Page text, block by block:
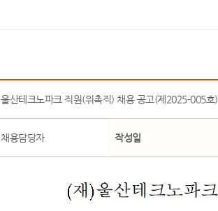
울산테크노파크 직원(위촉직) 채용 공고(제2025-005호)
채용담당자 작성일